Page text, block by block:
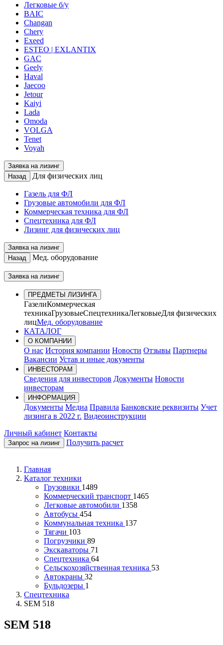
Легковые б/у
BAIC
Changan
Chery
Exeed
ESTEO | EXLANTIX
GAC
Geely
Haval
Jaecoo
Jetour
Kaiyi
Lada
Omoda
VOLGA
Tenet
Voyah
Заявка на лизинг
Назад
Для физических лиц
Газель для ФЛ
Грузовые автомобили для ФЛ
Коммерческая техника для ФЛ
Спецтехника для ФЛ
Лизинг для физических лиц
Заявка на лизинг
Назад
Мед. оборудование
Заявка на лизинг
ПРЕДМЕТЫ ЛИЗИНГА
ГазелиКоммерческая
техникаГрузовыеСпецтехникаЛегковыеДля физических
лицМед. оборудование
КАТАЛОГ
О КОМПАНИИ
О нас История компании Новости Отзывы Партнеры
Вакансии Устав и иные документы
ИНВЕСТОРАМ
Сведения для инвесторов Документы Новости
инвесторам
ИНФОРМАЦИЯ
Документы Медиа Правила Банковские реквизиты Учет
лизинга в 2022 г. Видеоинструкции
Личный кабинет Контакты
Запрос на лизинг Получить расчет
Главная
Каталог техники
Грузовики 1489
Коммерческий транспорт 1465
Легковые автомобили 1358
Автобусы 454
Коммунальная техника 137
Тягачи 103
Погрузчики 89
Экскаваторы 71
Спецтехника 64
Сельскохозяйственная техника 53
Автокраны 32
Бульдозеры 1
Спецтехника
SEM 518
SEM 518